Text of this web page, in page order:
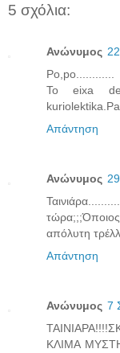
5 σχόλια:
Ανώνυμος
Po,po............
To eixa
Απάντηση
Ανώνυμος
απόλυτη
Απάντηση
Ανώνυμος 7
ΚΛΙΜΑ